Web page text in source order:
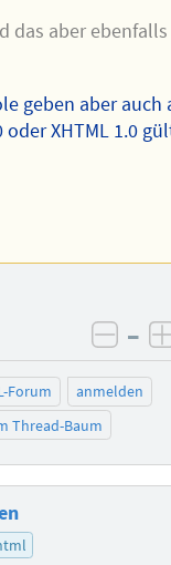
das aber ebenfalls
geben aber auch
XHTML 1.0
–
Forum
anmelden
Thread-Baum